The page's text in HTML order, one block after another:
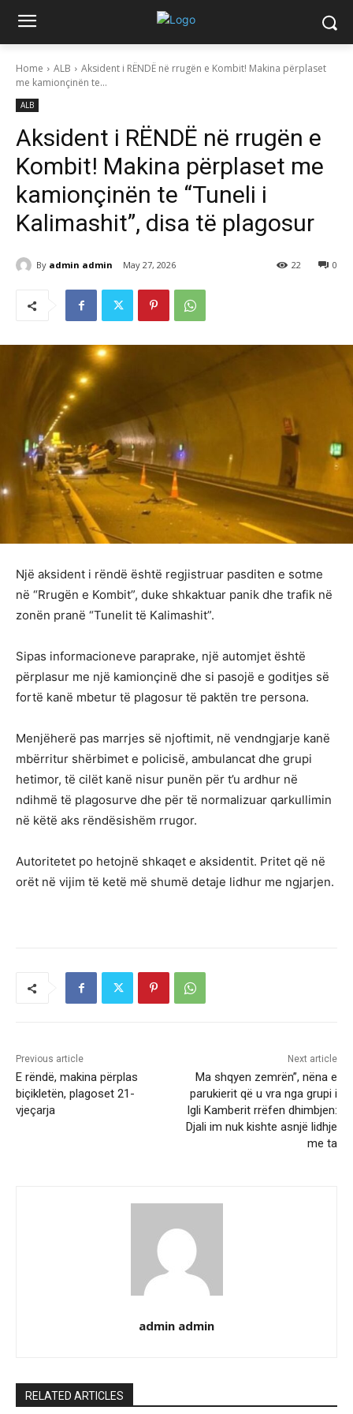
Home ALB
Aksident i RËNDË në rrugën e Kombit! Makina përplaset
me kamionçinën te...
ALB
Aksident i RËNDË në rrugën e
Kombit! Makina përplaset me
kamionçinën te “Tuneli i
Kalimashit”, disa të plagosur
By admin admin May 27, 2026 0
22
Një aksident i rëndë është regjistruar pasditen e sotme
në “Rrugën e Kombit”, duke shkaktuar panik dhe trafik në
zonën pranë “Tunelit të Kalimashit”.
Sipas informacioneve paraprake, një automjet është
përplasur me një kamionçinë dhe si pasojë e goditjes së
fortë kanë mbetur të plagosur të paktën tre persona.
Menjëherë pas marrjes së njoftimit, në vendngjarje kanë
mbërritur shërbimet e policisë, ambulancat dhe grupi
hetimor, të cilët kanë nisur punën për t’u ardhur në
ndihmë të plagosurve dhe për të normalizuar qarkullimin
në këtë aks rëndësishëm rrugor.
Autoritetet po hetojnë shkaqet e aksidentit. Pritet që në
orët në vijim të ketë më shumë detaje lidhur me ngjarjen.
Previous article
E rëndë, makina përplas
biçikletën, plagoset 21-
vjeçarja
Next article
Ma shqyen zemrën”, nëna e
parukierit që u vra nga grupi i
Igli Kamberit rrëfen dhimbjen:
Djali im nuk kishte asnjë lidhje
me ta
admin admin
RELATED ARTICLES